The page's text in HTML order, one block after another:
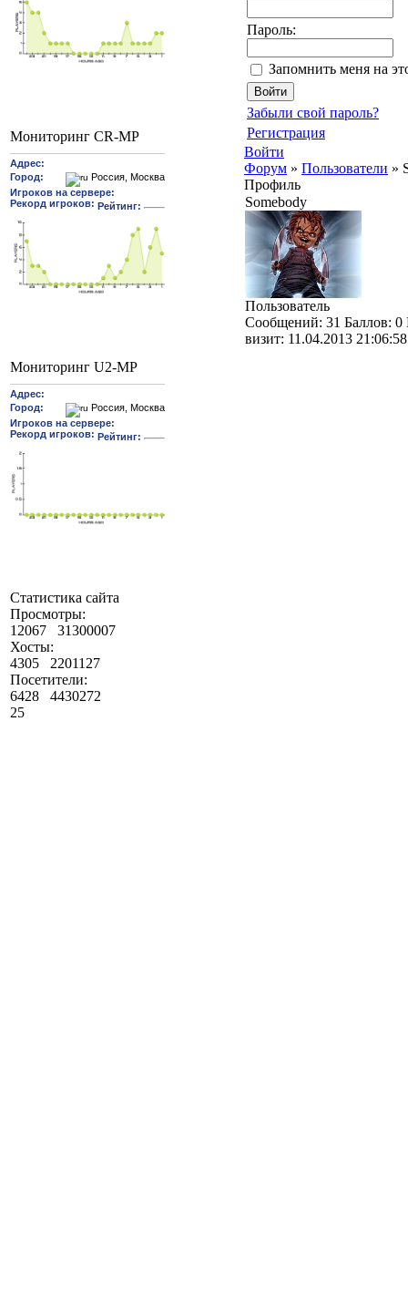
Мониторинг CR-MP
Мониторинг U2-MP
Статистика сайта
Просмотры:
12067
31300007
Хосты:
4305
2201127
Посетители:
6428
4430272
25
Пароль:
Запомнить меня на
Забыли свой пароль?
Регистрация
Войти
Форум » Пользователи »
Профиль
Somebody
Пользователь
Cообщений: 31 Баллов: 0
визит: 11.04.2013 21:06:58